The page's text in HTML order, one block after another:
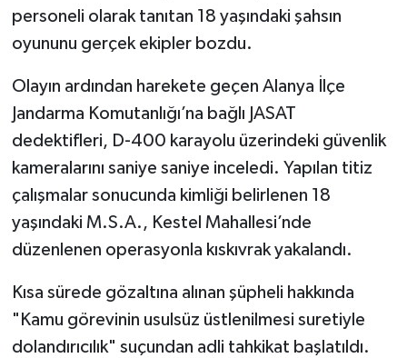
personeli olarak tanıtan 18 yaşındaki şahsın
oyununu gerçek ekipler bozdu.
Olayın ardından harekete geçen Alanya İlçe
Jandarma Komutanlığı’na bağlı JASAT
dedektifleri, D-400 karayolu üzerindeki güvenlik
kameralarını saniye saniye inceledi. Yapılan titiz
çalışmalar sonucunda kimliği belirlenen 18
yaşındaki M.S.A., Kestel Mahallesi’nde
düzenlenen operasyonla kıskıvrak yakalandı.
Kısa sürede gözaltına alınan şüpheli hakkında
"Kamu görevinin usulsüz üstlenilmesi suretiyle
dolandırıcılık" suçundan adli tahkikat başlatıldı.